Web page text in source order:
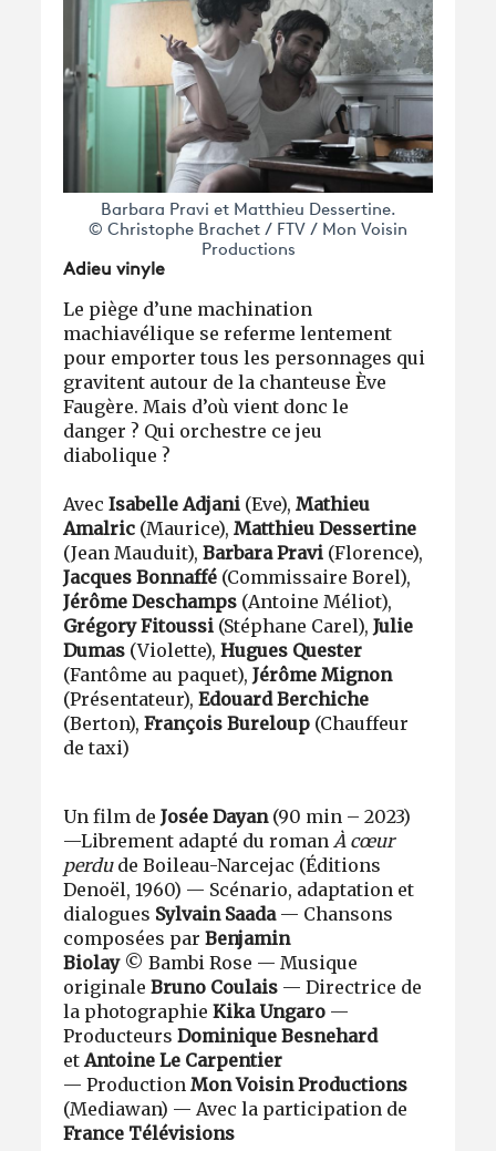
Barbara Pravi et Matthieu Dessertine.
© Christophe Brachet / FTV / Mon Voisin
Productions
Adieu vinyle
Le piège d’une machination
machiavélique se referme lentement
pour emporter tous les personnages qui
gravitent autour de la chanteuse Ève
Faugère. Mais d’où vient donc le
danger ? Qui orchestre ce jeu
diabolique ?
AvecIsabelle Adjani (Eve),Mathieu
Amalric (Maurice),Matthieu Dessertine
(Jean Mauduit),Barbara Pravi (Florence),
Jacques Bonnaffé (Commissaire Borel),
Jérôme Deschamps (Antoine Méliot),
Grégory Fitoussi (Stéphane Carel),Julie
Dumas (Violette),Hugues Quester
(Fantôme au paquet),Jérôme Mignon
(Présentateur),Edouard Berchiche
(Berton),François Bureloup (Chauffeur
de taxi)
Un film deJosée Dayan (90 min – 2023)
—Librement adapté du romanÀ cœur
perdude Boileau-Narcejac (Éditions
Denoël, 1960) — Scénario, adaptation et
dialogues Sylvain Saada— Chansons
composées parBenjamin
Biolay© Bambi Rose — Musique
originaleBruno Coulais — Directrice de
la photographieKika Ungaro —
ProducteursDominique Besnehard
etAntoine Le Carpentier
— ProductionMon Voisin Productions
(Mediawan) — Avec la participation de
France Télévisions